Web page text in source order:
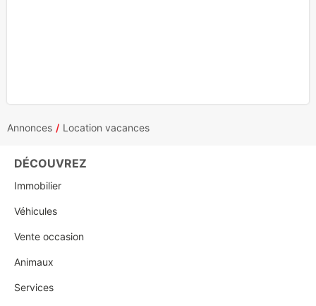
Annonces Location vacances
DÉCOUVREZ
Immobilier
Véhicules
Vente occasion
Animaux
Services